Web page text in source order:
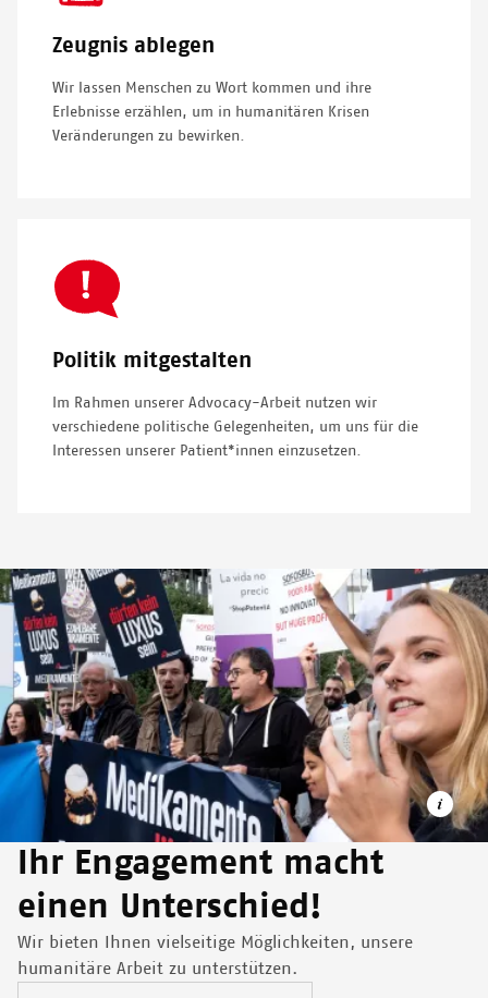
Zeugnis ablegen
Wir lassen Menschen zu Wort kommen und ihre
Erlebnisse erzählen, um in humanitären Krisen
Veränderungen zu bewirken.
SVG
Icon
Politik mitgestalten
Im Rahmen unserer Advocacy-Arbeit nutzen wir
verschiedene politische Gelegenheiten, um uns für die
Interessen unserer Patient*innen einzusetzen.
Image
2017 legten Organisationen aus 17 europäischen Ländern
Einspruch gegen das Patent eines Pharmaunternehmens auf
Ihr Engagement macht
einen Unterschied!
Wir bieten Ihnen vielseitige Möglichkeiten, unsere
humanitäre Arbeit zu unterstützen.